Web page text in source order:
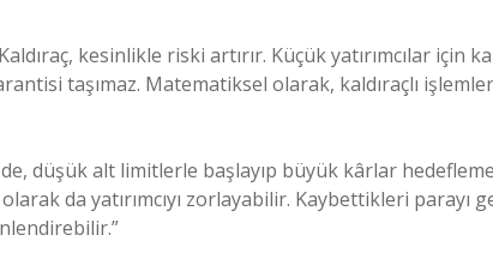
kesinlikle riski artırır. Küçük yatırımcılar için
taşımaz. Matematiksel olarak, kaldıraçlı
düşük alt limitlerle başlayıp büyük kârlar
da yatırımcıyı zorlayabilir. Kaybettikleri parayı